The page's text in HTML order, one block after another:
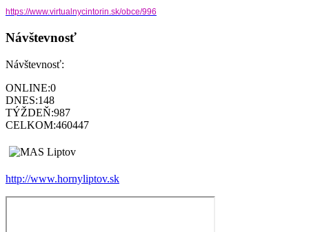
https://www.virtualnycintorin.sk/obce/996
Návštevnosť
Návštevnosť:
ONLINE:0
DNES:148
TÝŽDEŇ:987
CELKOM:460447
http://www.hornyliptov.sk